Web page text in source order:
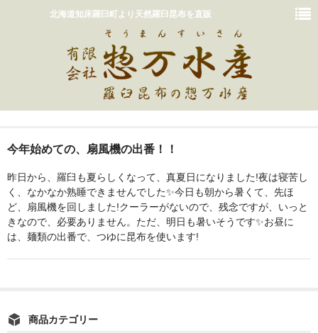
北海道知床羅臼町より天然羅臼昆布を直販
販売商品一覧
カート
今年始めての、扇風機の出番！！
昨日から、羅臼も夏らしくなって、真夏日になりました!夜は寝苦し
く、なかなか熟睡できませんでした✨今日も朝から暑くて、先ほ
ど、扇風機を回しました!クーラーがないので、残念ですが、いっと
きなので、必要ありません。ただ、明日も暑いそうです✨お昼に
は、麺類の出番で、つゆに昆布を使います!
商品カテゴリー